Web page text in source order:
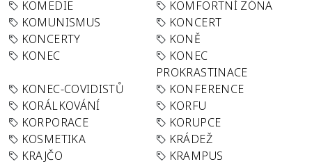
KOMEDIE
KOMFORTNÍ ZÓNA
KOMUNISMUS
KONCERT
KONCERTY
KONĚ
KONEC
KONEC
PROKRASTINACE
KONEC-COVIDISTŮ
KONFERENCE
KORÁLKOVÁNÍ
KORFU
KORPORACE
KORUPCE
KOSMETIKA
KRÁDEŽ
KRAJČO
KRAMPUS